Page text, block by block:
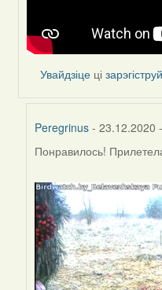
Увайдзіце ці
Peregrinus - 23.12.2020
In
to
by
Feather
Понравилось!